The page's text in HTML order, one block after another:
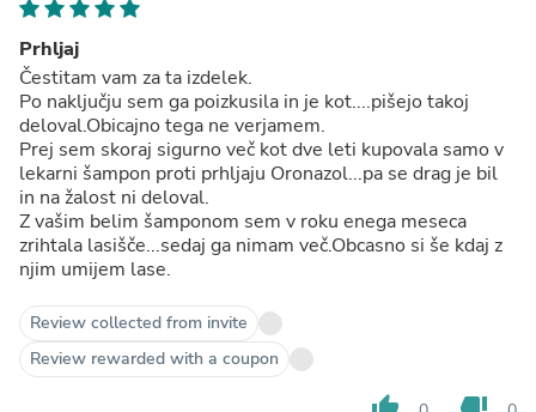
Prhljaj
Čestitam vam za ta izdelek.
Po naključju sem ga poizkusila in je kot....pišejo takoj
deloval.Obicajno tega ne verjamem.
Prej sem skoraj sigurno več kot dve leti kupovala samo v
lekarni šampon proti prhljaju Oronazol...pa se drag je bil
in na žalost ni deloval.
Z vašim belim šamponom sem v roku enega meseca
zrihtala lasišče...sedaj ga nimam več.Obcasno si še kdaj z
njim umijem lase.
Review collected from invite
Review rewarded with a coupon